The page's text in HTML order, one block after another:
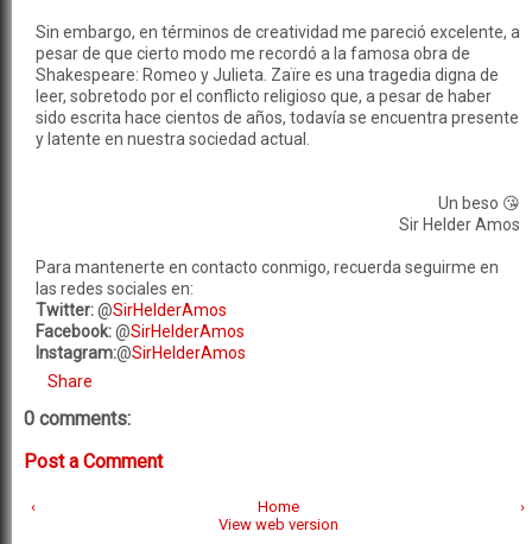
Sin embargo, en términos de creatividad me pareció excelente, a
pesar de que cierto modo me recordó a la famosa obra de
Shakespeare: Romeo y Julieta. Zaïre es una tragedia digna de
leer, sobretodo por el conflicto religioso que, a pesar de haber
sido escrita hace cientos de años, todavía se encuentra presente
y latente en nuestra sociedad actual.
Un beso 😘
Sir Helder Amos
Para mantenerte en contacto conmigo, recuerda seguirme en
las redes sociales en:
Twitter:@SirHelderAmos
Facebook:@SirHelderAmos
Instagram:@SirHelderAmos
Share
0 comments:
Post a Comment
‹ ›
Home
View web version